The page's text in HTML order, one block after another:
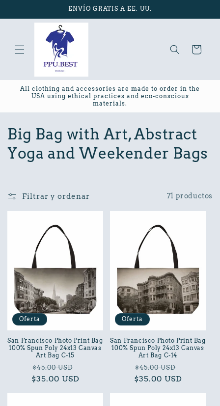
al contenido
ENVÍO GRATIS A EE. UU.
Carrito
All clothing and accessories are made to order in the
USA using ethical practices and eco-conscious
materials.
C
o
e
c
ó
n
Big Bag with Art, Abstract
Yoga and Weekender Bags
Filtrar y ordenar 71 productos
Oferta
San Francisco Photo Print Bag
100% Spun Poly 24x13 Canvas
Art Bag C-15
Precio
habitual
$45.00 USD
de
$35.00 USD
Oferta
San Francisco Photo Print Bag
100% Spun Poly 24x13 Canvas
Art Bag C-14
Precio
habitual
$45.00 USD
de
$35.00 USD